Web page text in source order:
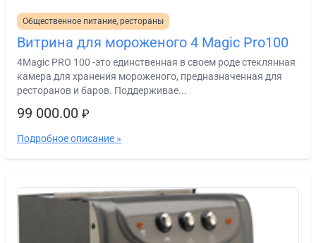
Общественное питание, рестораны
Витрина для мороженого 4 Magic Pro100
4Magic PRO 100 -это единственная в своем роде стеклянная
камера для хранения мороженого, предназначенная для
ресторанов и баров. Поддерживае...
99 000.00 ₽
Подробное описание »